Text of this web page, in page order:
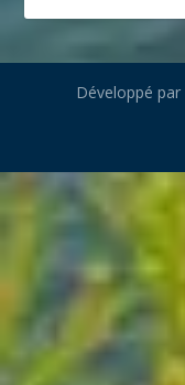
Développé par